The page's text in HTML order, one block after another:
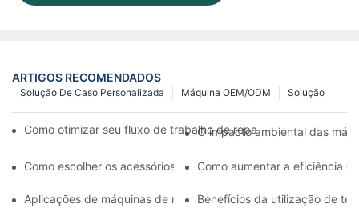
ARTIGOS RECOMENDADOS
Solução
Máquina OEM/ODM
Solução De Caso Personalizada
Como otimizar seu fluxo de trabalho de reparo de celulares
O impacto ambiental das
Como escolher os acessórios certos para sua máquina de
Como aumentar a eficiência
Aplicações de máquinas de reparo de celulares na
Benefícios da utilização de